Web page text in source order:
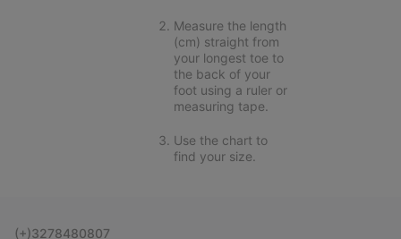
Measure the length
(cm) straight from
your longest toe to
the back of your
foot using a ruler or
measuring tape.
Use the chart to
find your size.
(+)3278480807